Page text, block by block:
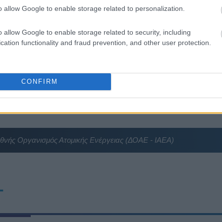
allow Google to enable storage related to personalization.
allow Google to enable storage related to security, including
functionality and fraud prevention, and other user protection.
CONFIRM
από τα δάνεια του ν. Κατσέλη
«κόκκινες γραμμές» για το περιβάλλον
και επενδύσεις
της ελληνικής βιομηχανίας
08:50
Οργανισμός Ατομικής Ενέργειας (ΔΟΑΕ - IAEA)